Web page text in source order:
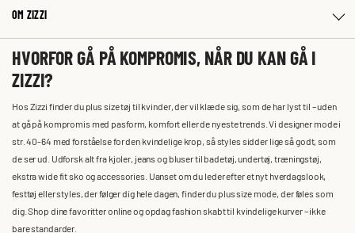
OM ZIZZI
HVORFOR GÅ PÅ KOMPROMIS, NÅR DU KAN GÅ I
ZIZZI?
Hos Zizzi finder du plus size tøj til kvinder, der vil klæde sig, som de har lyst til – uden
at gå på kompromis med pasform, komfort eller de nyeste trends. Vi designer mode i
str. 40-64 med forståelse for den kvindelige krop, så styles sidder lige så godt, som
de ser ud. Udforsk alt fra kjoler, jeans og bluser til badetøj, undertøj, træningstøj,
ekstra wide fit sko og accessories. Uanset om du leder efter et nyt hverdagslook,
festtøj eller styles, der følger dig hele dagen, finder du plus size mode, der føles som
dig. Shop dine favoritter online og opdag fashion skabt til kvindelige kurver – ikke
bare standarder.